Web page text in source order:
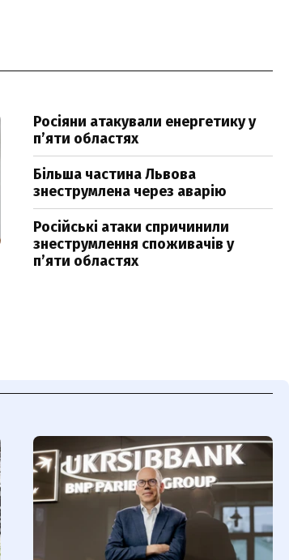
Росіяни атакували енергетику у
пʼяти областях
Більша частина Львова
знеструмлена через аварію
Російські атаки спричинили
знеструмлення споживачів у
п’яти областях